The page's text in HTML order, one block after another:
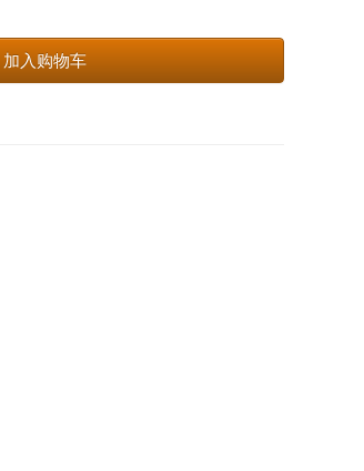
加入购物车